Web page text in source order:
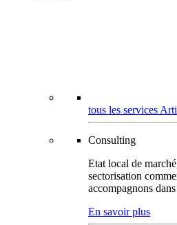
tous les services
Consulting
Etat local de
sectorisation
accompagnons
En savoir plus